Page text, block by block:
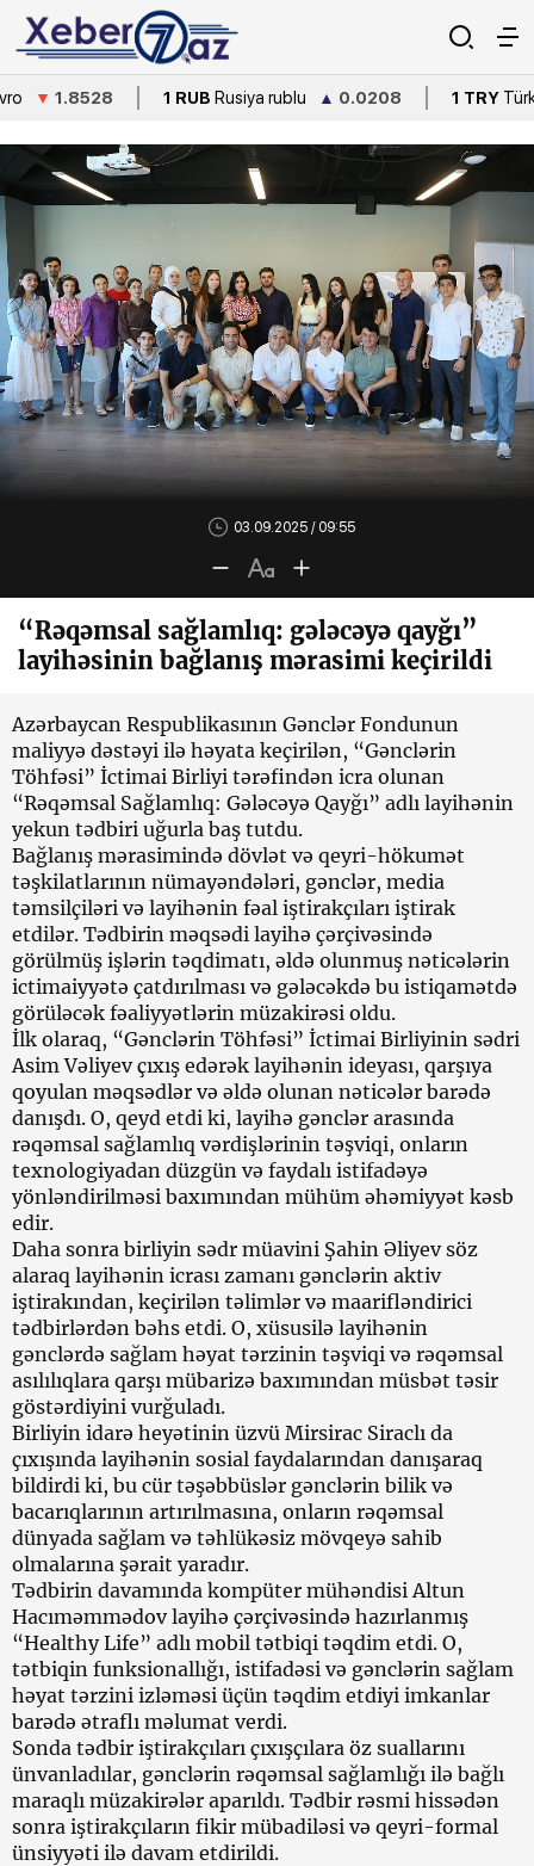
1 RUBRusiya rublu ▲0.0208 1 TRYTürkiyə lirəsi ▼
03.09.2025 / 09:55
“Rəqəmsal sağlamlıq: gələcəyə qayğı”
layihəsinin bağlanış mərasimi keçirildi
Azərbaycan Respublikasının Gənclər Fondunun
maliyyə dəstəyi ilə həyata keçirilən, “Gənclərin
Töhfəsi” İctimai Birliyi tərəfindən icra olunan
“Rəqəmsal Sağlamlıq: Gələcəyə Qayğı” adlı layihənin
yekun tədbiri uğurla baş tutdu.
Bağlanış mərasimində dövlət və qeyri-hökumət
təşkilatlarının nümayəndələri, gənclər, media
təmsilçiləri və layihənin fəal iştirakçıları iştirak
etdilər. Tədbirin məqsədi layihə çərçivəsində
görülmüş işlərin təqdimatı, əldə olunmuş nəticələrin
ictimaiyyətə çatdırılması və gələcəkdə bu istiqamətdə
görüləcək fəaliyyətlərin müzakirəsi oldu.
İlk olaraq, “Gənclərin Töhfəsi” İctimai Birliyinin sədri
Asim Vəliyev çıxış edərək layihənin ideyası, qarşıya
qoyulan məqsədlər və əldə olunan nəticələr barədə
danışdı. O, qeyd etdi ki, layihə gənclər arasında
rəqəmsal sağlamlıq vərdişlərinin təşviqi, onların
texnologiyadan düzgün və faydalı istifadəyə
yönləndirilməsi baxımından mühüm əhəmiyyət kəsb
edir.
Daha sonra birliyin sədr müavini Şahin Əliyev söz
alaraq layihənin icrası zamanı gənclərin aktiv
iştirakından, keçirilən təlimlər və maarifləndirici
tədbirlərdən bəhs etdi. O, xüsusilə layihənin
gənclərdə sağlam həyat tərzinin təşviqi və rəqəmsal
asılılıqlara qarşı mübarizə baxımından müsbət təsir
göstərdiyini vurğuladı.
Birliyin idarə heyətinin üzvü Mirsirac Siraclı da
çıxışında layihənin sosial faydalarından danışaraq
bildirdi ki, bu cür təşəbbüslər gənclərin bilik və
bacarıqlarının artırılmasına, onların rəqəmsal
dünyada sağlam və təhlükəsiz mövqeyə sahib
olmalarına şərait yaradır.
Tədbirin davamında kompüter mühəndisi Altun
Hacıməmmədov layihə çərçivəsində hazırlanmış
“Healthy Life” adlı mobil tətbiqi təqdim etdi. O,
tətbiqin funksionallığı, istifadəsi və gənclərin sağlam
həyat tərzini izləməsi üçün təqdim etdiyi imkanlar
barədə ətraflı məlumat verdi.
Sonda tədbir iştirakçıları çıxışçılara öz suallarını
ünvanladılar, gənclərin rəqəmsal sağlamlığı ilə bağlı
maraqlı müzakirələr aparıldı. Tədbir rəsmi hissədən
sonra iştirakçıların fikir mübadiləsi və qeyri-formal
ünsiyyəti ilə davam etdirildi.